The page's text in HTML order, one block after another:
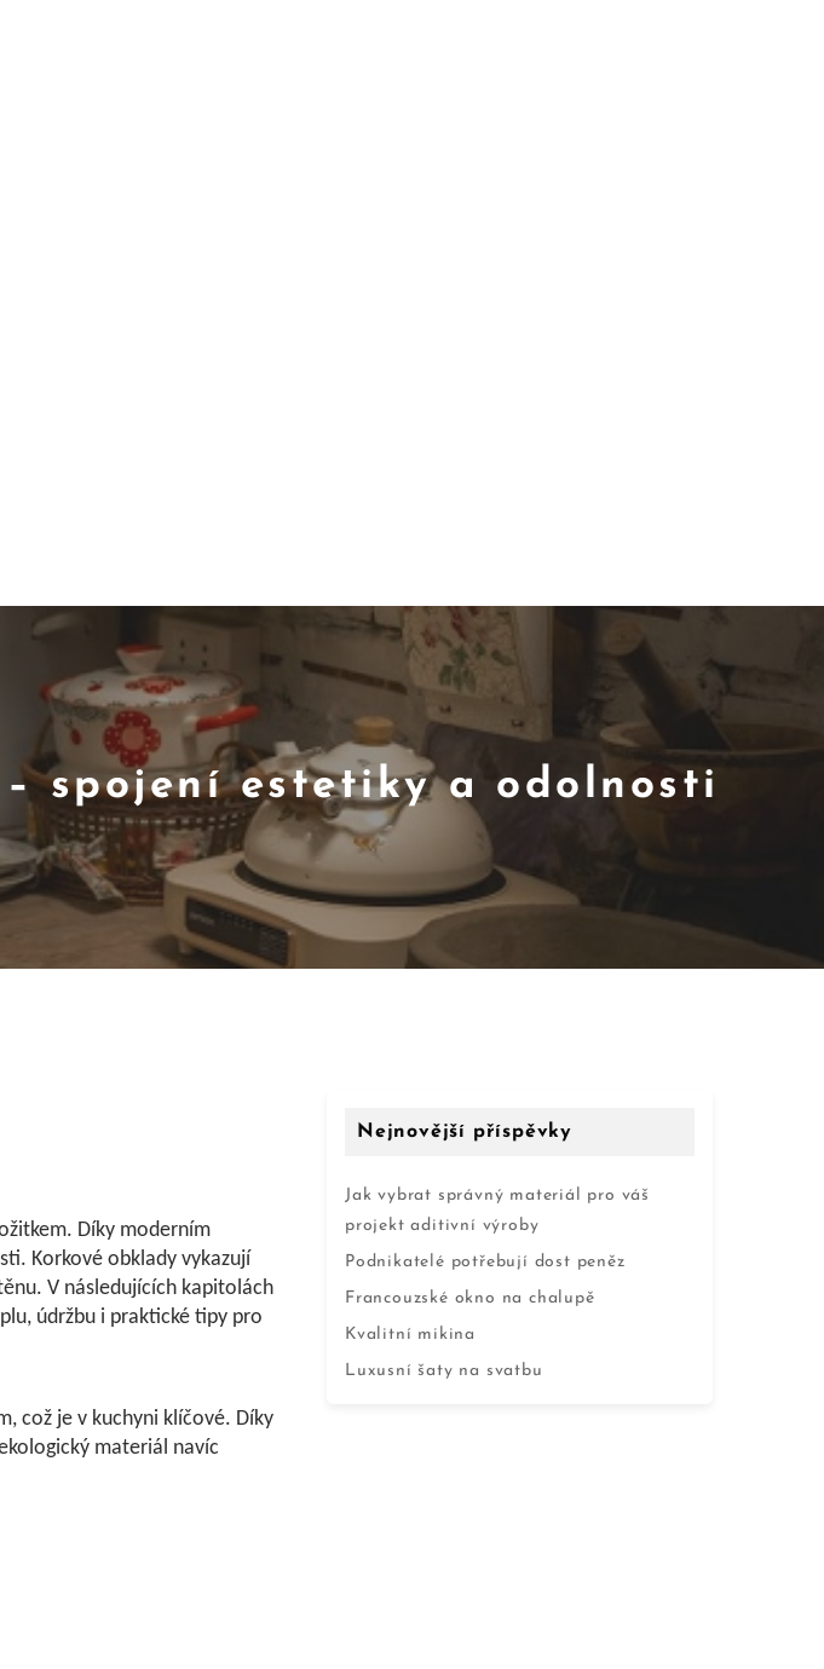
spojení estetiky a odolnosti
Díky moderním
Korkové obklady vykazují
V následujících kapitolách
údržbu i praktické tipy pro
což je v kuchyni klíčové. Díky
materiál navíc
Nejnovější příspěvky
Jak vybrat správný materiál pro váš
projekt aditivní výroby
Podnikatelé potřebují dost peněz
Francouzské okno na chalupě
Kvalitní mikina
Luxusní šaty na svatbu